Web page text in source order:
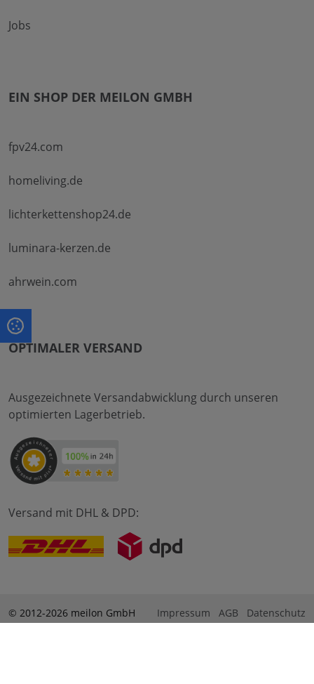
Jobs
EIN SHOP DER MEILON GMBH
fpv24.com
homeliving.de
lichterkettenshop24.de
luminara-kerzen.de
ahrwein.com
OPTIMALER VERSAND
Ausgezeichnete Versandabwicklung durch unseren
optimierten Lagerbetrieb.
Versand mit DHL & DPD:
© 2012-2026 meilon GmbH Impressum AGB Datenschutz